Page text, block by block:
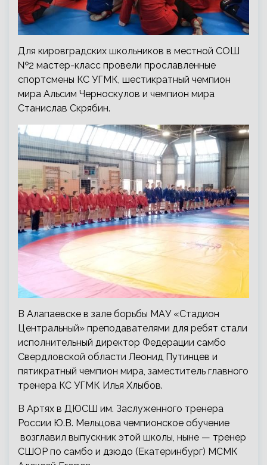
Для кировградских школьников в местной СОШ
№2 мастер-класс провели прославленные
спортсмены КС УГМК, шестикратный чемпион
мира Альсим Черноскулов и чемпион мира
Станислав Скрябин.
В Алапаевске в зале борьбы МАУ «Стадион
Центральный» преподавателями для ребят стали
исполнительный директор Федерации самбо
Свердловской области Леонид Путинцев и
пятикратный чемпион мира, заместитель главного
тренера КС УГМК Илья Хлыбов.
В Артях в ДЮСШ им. Заслуженного тренера
России Ю.В. Мельцова чемпионское обучение
возглавил выпускник этой школы, ныне — тренер
СШОР по самбо и дзюдо (Екатеринбург) МСМК